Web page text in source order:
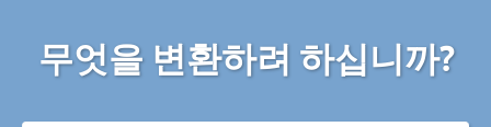
무엇을 변환하려 하십니까?